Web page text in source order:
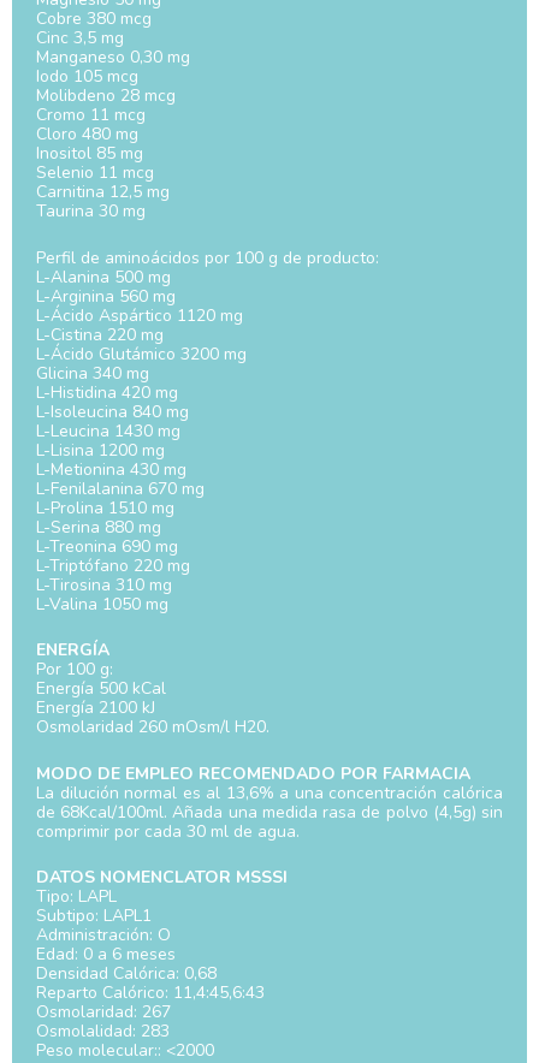
Cobre 380 mcg
Cinc 3,5 mg
Manganeso 0,30 mg
Iodo 105 mcg
Molibdeno 28 mcg
Cromo 11 mcg
Cloro 480 mg
Inositol 85 mg
Selenio 11 mcg
Carnitina 12,5 mg
Taurina 30 mg
Perfil de aminoácidos por 100 g de producto:
L-Alanina 500 mg
L-Arginina 560 mg
L-Ácido Aspártico 1120 mg
L-Cistina 220 mg
L-Ácido Glutámico 3200 mg
Glicina 340 mg
L-Histidina 420 mg
L-Isoleucina 840 mg
L-Leucina 1430 mg
L-Lisina 1200 mg
L-Metionina 430 mg
L-Fenilalanina 670 mg
L-Prolina 1510 mg
L-Serina 880 mg
L-Treonina 690 mg
L-Triptófano 220 mg
L-Tirosina 310 mg
L-Valina 1050 mg
ENERGÍA
Por 100 g:
Energía 500 kCal
Energía 2100 kJ
Osmolaridad 260 mOsm/l H20.
MODO DE EMPLEO RECOMENDADO POR FARMACIA
La dilución normal es al 13,6% a una concentración calórica
de 68Kcal/100ml. Añada una medida rasa de polvo (4,5g) sin
comprimir por cada 30 ml de agua.
DATOS NOMENCLATOR MSSSI
Tipo: LAPL
Subtipo: LAPL1
Administración: O
Edad: 0 a 6 meses
Densidad Calórica: 0,68
Reparto Calórico: 11,4:45,6:43
Osmolaridad: 267
Osmolalidad: 283
Peso molecular:: <2000